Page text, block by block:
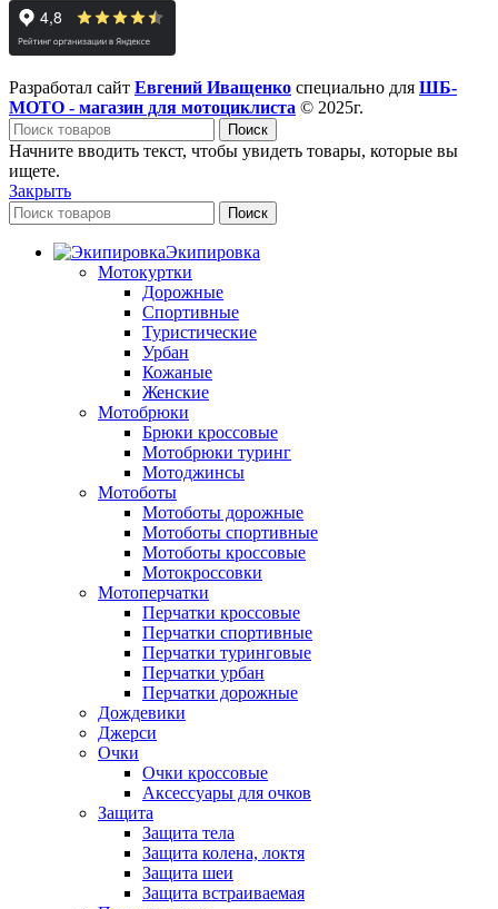
Разработал сайт Евгений Иващенко специально для ШБ-
МОТО - магазин для мотоциклиста © 2025г.
Поиск
Начните вводить текст, чтобы увидеть товары, которые вы
ищете.
Закрыть
Поиск
Экипировка
Мотокуртки
Дорожные
Спортивные
Туристические
Урбан
Кожаные
Женские
Мотобрюки
Брюки кроссовые
Мотобрюки туринг
Мотоджинсы
Мотоботы
Мотоботы дорожные
Мотоботы спортивные
Мотоботы кроссовые
Мотокроссовки
Мотоперчатки
Перчатки кроссовые
Перчатки спортивные
Перчатки туринговые
Перчатки урбан
Перчатки дорожные
Дождевики
Джерси
Очки
Очки кроссовые
Аксессуары для очков
Защита
Защита тела
Защита колена, локтя
Защита шеи
Защита встраиваемая